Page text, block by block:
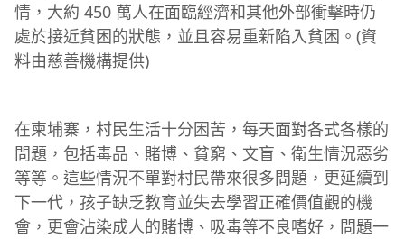
情，大約 450 萬人在面臨經濟和其他外部衝擊時仍
處於接近貧困的狀態，並且容易重新陷入貧困。(資
料由慈善機構提供)
在柬埔寨，村民生活十分困苦，每天面對各式各樣的
問題，包括毒品、賭博、貧窮、文盲、衛生情況惡劣
等等。這些情況不單對村民帶來很多問題，更延續到
下一代，孩子缺乏教育並失去學習正確價值觀的機
會，更會沾染成人的賭博、吸毒等不良嗜好，問題一